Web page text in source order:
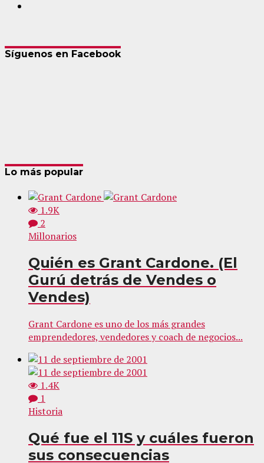
Síguenos en Facebook
Lo más popular
1.9K
2
Millonarios
Quién es Grant Cardone. (El
Gurú detrás de Vendes o
Vendes)
Grant Cardone es uno de los más grandes
emprendedores, vendedores y coach de negocios...
1.4K
1
Historia
Qué fue el 11S y cuáles fueron
sus consecuencias